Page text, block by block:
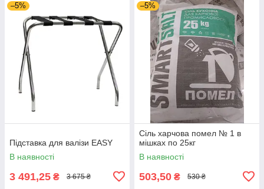
–5%
Підставка для валізи EASY
В наявності
3 491,25 ₴ 3 675 ₴
–5%
Сіль харчова помел № 1 в
мішках по 25кг
В наявності
503,50 ₴ 530 ₴